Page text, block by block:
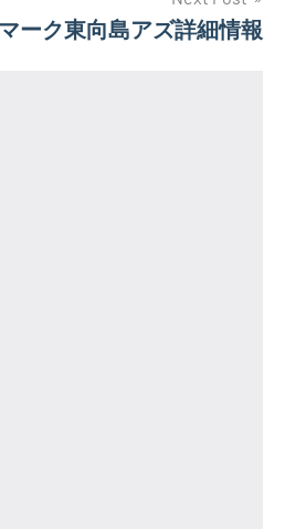
ーク東向島アズ詳細情報